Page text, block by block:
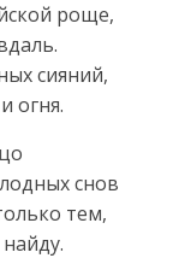
роще,
сияний,
огня.
снов
тем,